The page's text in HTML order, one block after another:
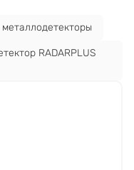
RADARPLUS